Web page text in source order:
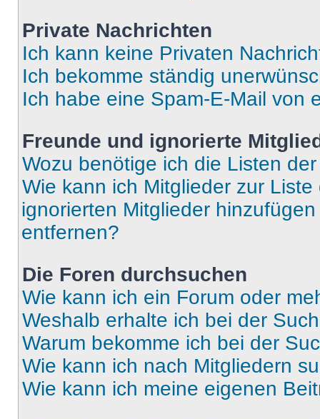
Private Nachrichten
Ich kann keine Privaten
Ich bekomme ständig
Ich habe eine Spam-E-Mail von
Freunde und ignorierte
Wozu benötige ich die Listen
Wie kann ich Mitglieder zur
ignorierten Mitglieder
entfernen?
Die Foren durchsuchen
Wie kann ich ein Forum oder
Weshalb erhalte ich bei der
Warum bekomme ich bei der
Wie kann ich nach Mitgliedern
Wie kann ich meine eigenen